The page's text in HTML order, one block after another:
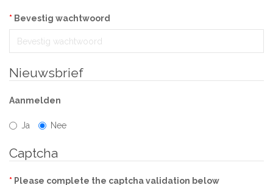
Bevestig wachtwoord
Nieuwsbrief
Aanmelden
Ja Nee
Captcha
Please complete the captcha validation below